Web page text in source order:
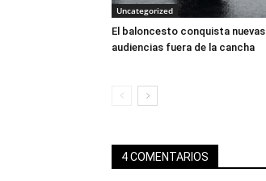
Uncategorized
El baloncesto conquista nuevas
audiencias fuera de la cancha
4 COMENTARIOS